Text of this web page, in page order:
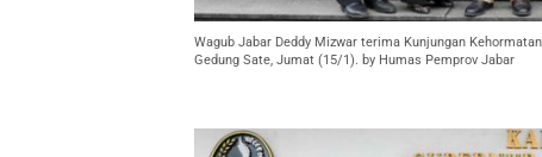
Wagub Jabar Deddy Mizwar terima Kunjungan
Gedung Sate, Jumat (15/1). by Humas Pemprov Jabar